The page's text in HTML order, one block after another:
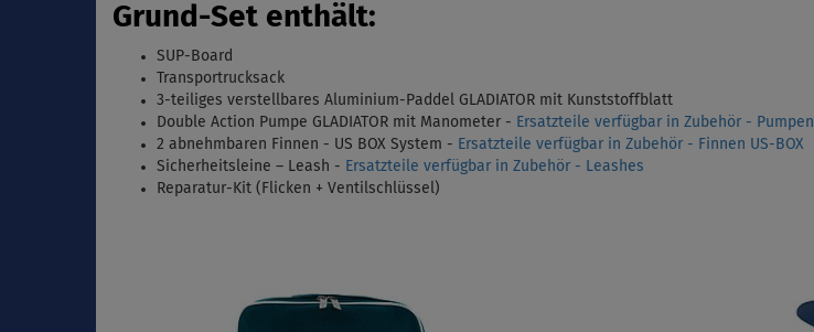
Grund-Set enthält:
SUP-Board
Transportrucksack
3-teiliges verstellbares Aluminium-Paddel GLADIATOR mit Kunststoffblatt
Double Action Pumpe GLADIATOR mit Manometer - Ersatzteile verfügbar in Zubehör - Pumpen
2 abnehmbaren Finnen - US BOX System - Ersatzteile verfügbar in Zubehör - Finnen US-BOX
Sicherheitsleine – Leash - Ersatzteile verfügbar in Zubehör - Leashes
Reparatur-Kit (Flicken + Ventilschlüssel)